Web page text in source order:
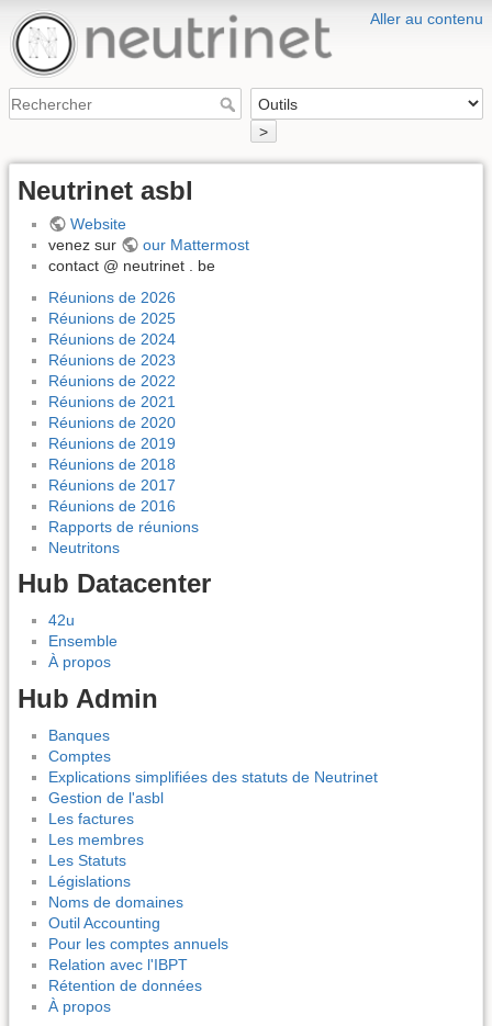
Aller au contenu
>
Neutrinet asbl
Website
venez sur
our Mattermost
contact @ neutrinet . be
Réunions de 2026
Réunions de 2025
Réunions de 2024
Réunions de 2023
Réunions de 2022
Réunions de 2021
Réunions de 2020
Réunions de 2019
Réunions de 2018
Réunions de 2017
Réunions de 2016
Rapports de réunions
Neutritons
Hub Datacenter
42u
Ensemble
À propos
Hub Admin
Banques
Comptes
Explications simplifiées des statuts de Neutrinet
Gestion de l'asbl
Les factures
Les membres
Les Statuts
Législations
Noms de domaines
Outil Accounting
Pour les comptes annuels
Relation avec l'IBPT
Rétention de données
À propos